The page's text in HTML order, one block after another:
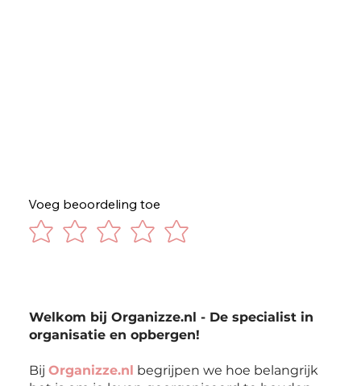
Voeg beoordeling toe
Welkom bij Organizze.nl - De specialist in
organisatie en opbergen!
Bij Organizze.nl begrijpen we hoe belangrijk